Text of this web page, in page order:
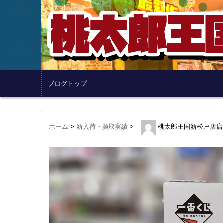
ブログトップ
ホーム > 新入荷・買取実績 > 桃太郎王国新松戸店